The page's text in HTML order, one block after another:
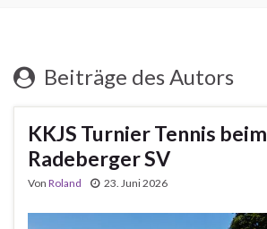
Beiträge des Autors
KKJS Turnier Tennis beim
Radeberger SV
Von Roland 23. Juni 2026